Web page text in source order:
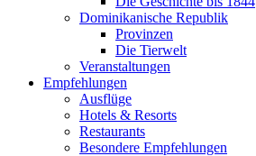
Dominikanische Republik
Provinzen
Die Tierwelt
Veranstaltungen
Empfehlungen
Ausflüge
Hotels & Resorts
Restaurants
Besondere Empfehlungen